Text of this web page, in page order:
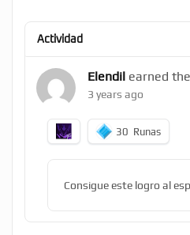
Actividad
Elendil earned
3 years ago
30 Runas
Consigue este logro al